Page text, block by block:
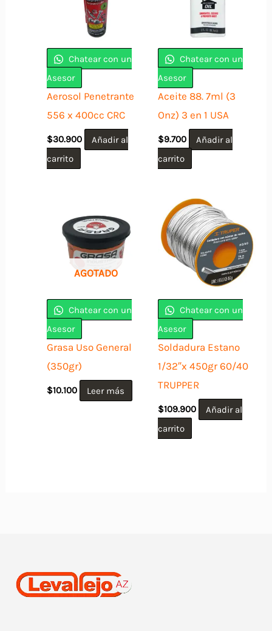
Chatear con un
Asesor
Aerosol Penetrante
556 x 400cc CRC
$30.900
Añadir al
carrito
Chatear con un
Asesor
Aceite 88. 7ml (3
Onz) 3 en 1 USA
$9.700
Añadir al
carrito
AGOTADO
Chatear con un
Asesor
Grasa Uso General
(350gr)
$10.100 Leer más
Chatear con un
Asesor
Soldadura Estano
1/32″x 450gr 60/40
TRUPPER
$109.900
Añadir al
carrito